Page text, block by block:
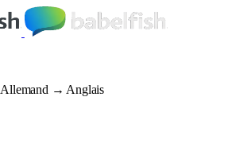
Allemand → Anglais